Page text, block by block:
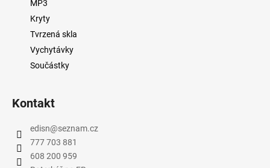
MP3
Kryty
Tvrzená skla
Vychytávky
Součástky
Kontakt
edisn@seznam.cz
777 703 881
608 200 959